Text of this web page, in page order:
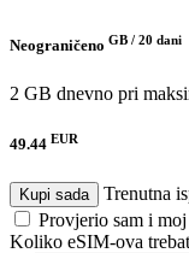
Neograničeno GB / 20 dani
2 GB dnevno pri
49.44 EUR
Kupi sada
Trenutna
Provjerio sam i
Koliko eSIM-ova